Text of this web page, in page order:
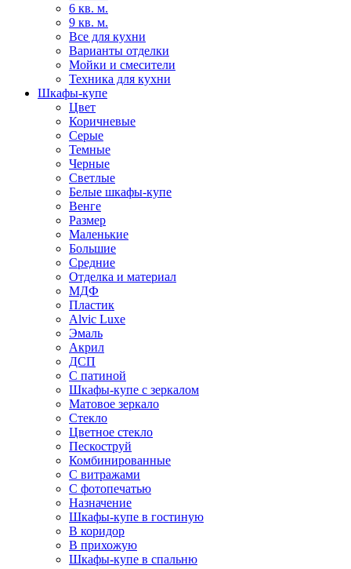
6 кв. м.
9 кв. м.
Все для кухни
Варианты отделки
Мойки и смесители
Техника для кухни
Шкафы-купе
Цвет
Коричневые
Серые
Темные
Черные
Светлые
Белые шкафы-купе
Венге
Размер
Маленькие
Большие
Средние
Отделка и материал
МДФ
Пластик
Alvic Luxe
Эмаль
Акрил
ДСП
С патиной
Шкафы-купе с зеркалом
Матовое зеркало
Стекло
Цветное стекло
Пескоструй
Комбинированные
С витражами
С фотопечатью
Назначение
Шкафы-купе в гостиную
В коридор
В прихожую
Шкафы-купе в спальню